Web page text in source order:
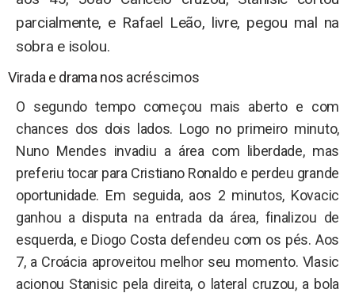
parcialmente, e Rafael Leão, livre, pegou mal na
sobra e isolou.
Virada e drama nos acréscimos
O segundo tempo começou mais aberto e com
chances dos dois lados. Logo no primeiro minuto,
Nuno Mendes invadiu a área com liberdade, mas
preferiu tocar para Cristiano Ronaldo e perdeu grande
oportunidade. Em seguida, aos 2 minutos, Kovacic
ganhou a disputa na entrada da área, finalizou de
esquerda, e Diogo Costa defendeu com os pés. Aos
7, a Croácia aproveitou melhor seu momento. Vlasic
acionou Stanisic pela direita, o lateral cruzou, a bola